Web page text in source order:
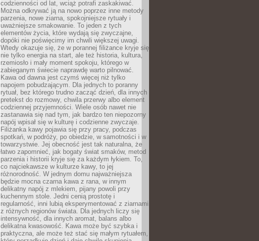
codzienności od lat, wciąż potrafi zaskakiwać.
Można odkrywać ją na nowo poprzez inne metody
parzenia, nowe ziarna, spokojniejsze rytuały i
uważniejsze smakowanie. To jeden z tych
elementów życia, które wydają się zwyczajne,
dopóki nie poświęcimy im chwili większej uwagi.
Wtedy okazuje się, że w porannej filiżance kryje się
nie tylko energia na start, ale też historia, kultura,
rzemiosło i mały moment spokoju, którego w
zabieganym świecie naprawdę warto pilnować.
Kawa od dawna jest czymś więcej niż tylko
napojem pobudzającym. Dla jednych to poranny
rytuał, bez którego trudno zacząć dzień, dla innych
pretekst do rozmowy, chwila przerwy albo element
codziennej przyjemności. Wiele osób nawet nie
zastanawia się nad tym, jak bardzo ten niepozorny
napój wpisał się w kulturę i codzienne zwyczaje.
Filiżanka kawy pojawia się przy pracy, podczas
spotkań, w podróży, po obiedzie, w samotności i w
towarzystwie. Jej obecność jest tak naturalna, że
łatwo zapomnieć, jak bogaty świat smaków, metod
parzenia i historii kryje się za każdym łykiem. To,
co najciekawsze w kulturze kawy, to jej
różnorodność. W jednym domu najważniejsza
będzie mocna czarna kawa z rana, w innym
delikatny napój z mlekiem, pijany powoli przy
kuchennym stole. Jedni cenią prostotę i
regularność, inni lubią eksperymentować z ziarnami
z różnych regionów świata. Dla jednych liczy się
intensywność, dla innych aromat, balans albo
delikatna kwasowość. Kawa może być szybka i
praktyczna, ale może też stać się małym rytuałem,